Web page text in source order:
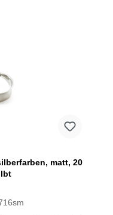
matt, 20